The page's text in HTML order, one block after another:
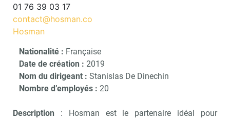
01 76 39 03 17
contact@hosman.co
Hosman
Nationalité : Française
Date de création : 2019
Nom du dirigeant : Stanislas De Dinechin
Nombre d’employés : 20
Description : Hosman est le partenaire idéal pour